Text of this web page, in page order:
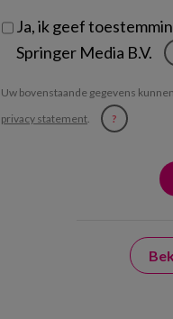
Ja, ik geef
Springer Media B.V.
Uw bovenstaande gegevens
privacy statement. ?